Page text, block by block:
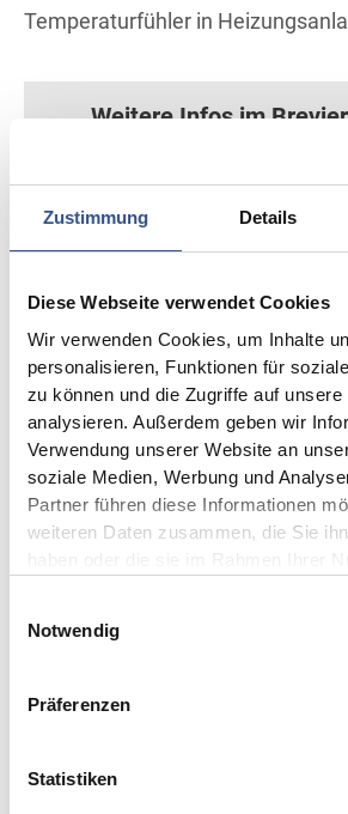
Zustimmung Details
Diese Webseite verwendet Cookies
Wir verwenden Cookies, um Inhalte
personalisieren, Funktionen für
zu können und die Zugriffe auf unsere
analysieren. Außerdem geben wir
Verwendung unserer Website an
soziale Medien, Werbung und
Partner führen diese Informationen
weiteren Daten zusammen, die Sie
Notwendig
Präferenzen
Statistiken
Temperaturfühler in
Weitere Infos im
Vorteile keramischer
im Kraftfahrzeugbau
Ausgezeichnete
Hohe
Mechanische Festigkeit
Hohe
Hohe